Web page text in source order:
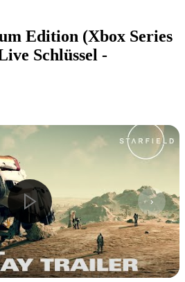
Edition (Xbox Series
Schlüssel -